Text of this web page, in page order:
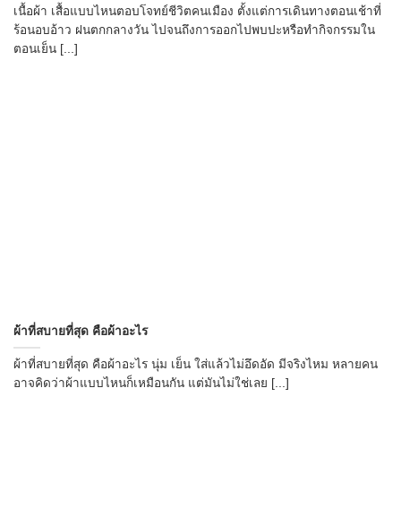
เนื้อผ้า เสื้อแบบไหนตอบโจทย์ชีวิตคนเมือง ตั้งแต่การเดินทางตอนเช้าที่
ร้อนอบอ้าว ฝนตกกลางวัน ไปจนถึงการออกไปพบปะหรือทำกิจกรรมใน
ตอนเย็น [...]
ผ้าที่สบายที่สุด คือผ้าอะไร
ผ้าที่สบายที่สุด คือผ้าอะไร นุ่ม เย็น ใส่แล้วไม่อึดอัด มีจริงไหม หลายคน
อาจคิดว่าผ้าแบบไหนก็เหมือนกัน แต่มันไม่ใช่เลย [...]